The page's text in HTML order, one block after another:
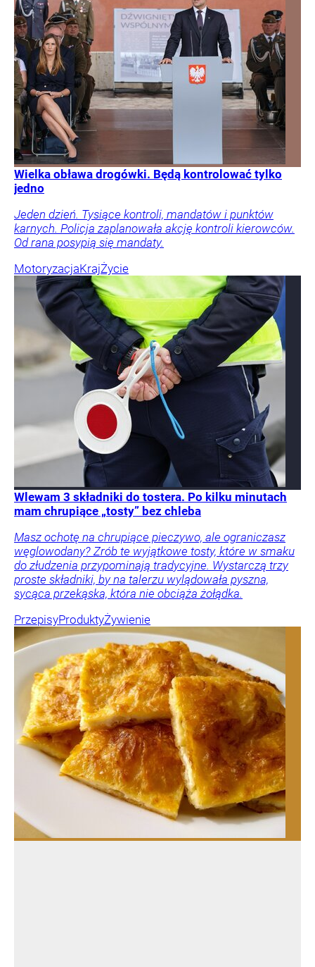
Wielka obława drogówki. Będą kontrolować tylko
jedno
Jeden dzień. Tysiące kontroli, mandatów i punktów
karnych. Policja zaplanowała akcję kontroli kierowców.
Od rana posypią się mandaty.
MotoryzacjaKrajŻycie
Wlewam 3 składniki do tostera. Po kilku minutach
mam chrupiące „tosty” bez chleba
Masz ochotę na chrupiące pieczywo, ale ograniczasz
węglowodany? Zrób te wyjątkowe tosty, które w smaku
do złudzenia przypominają tradycyjne. Wystarczą trzy
proste składniki, by na talerzu wylądowała pyszna,
sycąca przekąska, która nie obciąża żołądka.
PrzepisyProduktyŻywienie